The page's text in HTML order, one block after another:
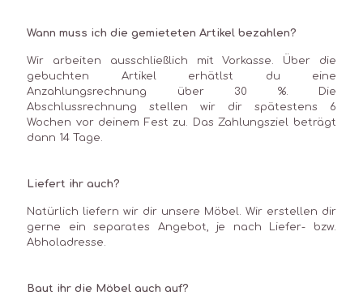
Wann muss ich die gemieteten Artikel bezahlen?
Wir arbeiten ausschließlich mit Vorkasse. Über die
gebuchten Artikel erhätlst du eine
Anzahlungsrechnung über 30 %. Die
Abschlussrechnung stellen wir dir spätestens 6
Wochen vor deinem Fest zu. Das Zahlungsziel beträgt
dann 14 Tage.
Liefert ihr auch?
Natürlich liefern wir dir unsere Möbel. Wir erstellen dir
gerne ein separates Angebot, je nach Liefer- bzw.
Abholadresse.
Baut ihr die Möbel auch auf?